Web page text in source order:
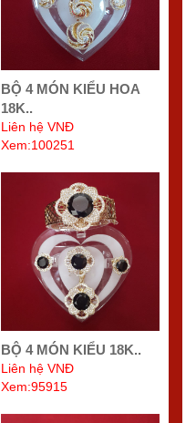
BỘ 4 MÓN KIỂU HOA
18K..
Liên hệ VNĐ
Xem:100251
BỘ 4 MÓN KIỂU 18K..
Liên hệ VNĐ
Xem:95915